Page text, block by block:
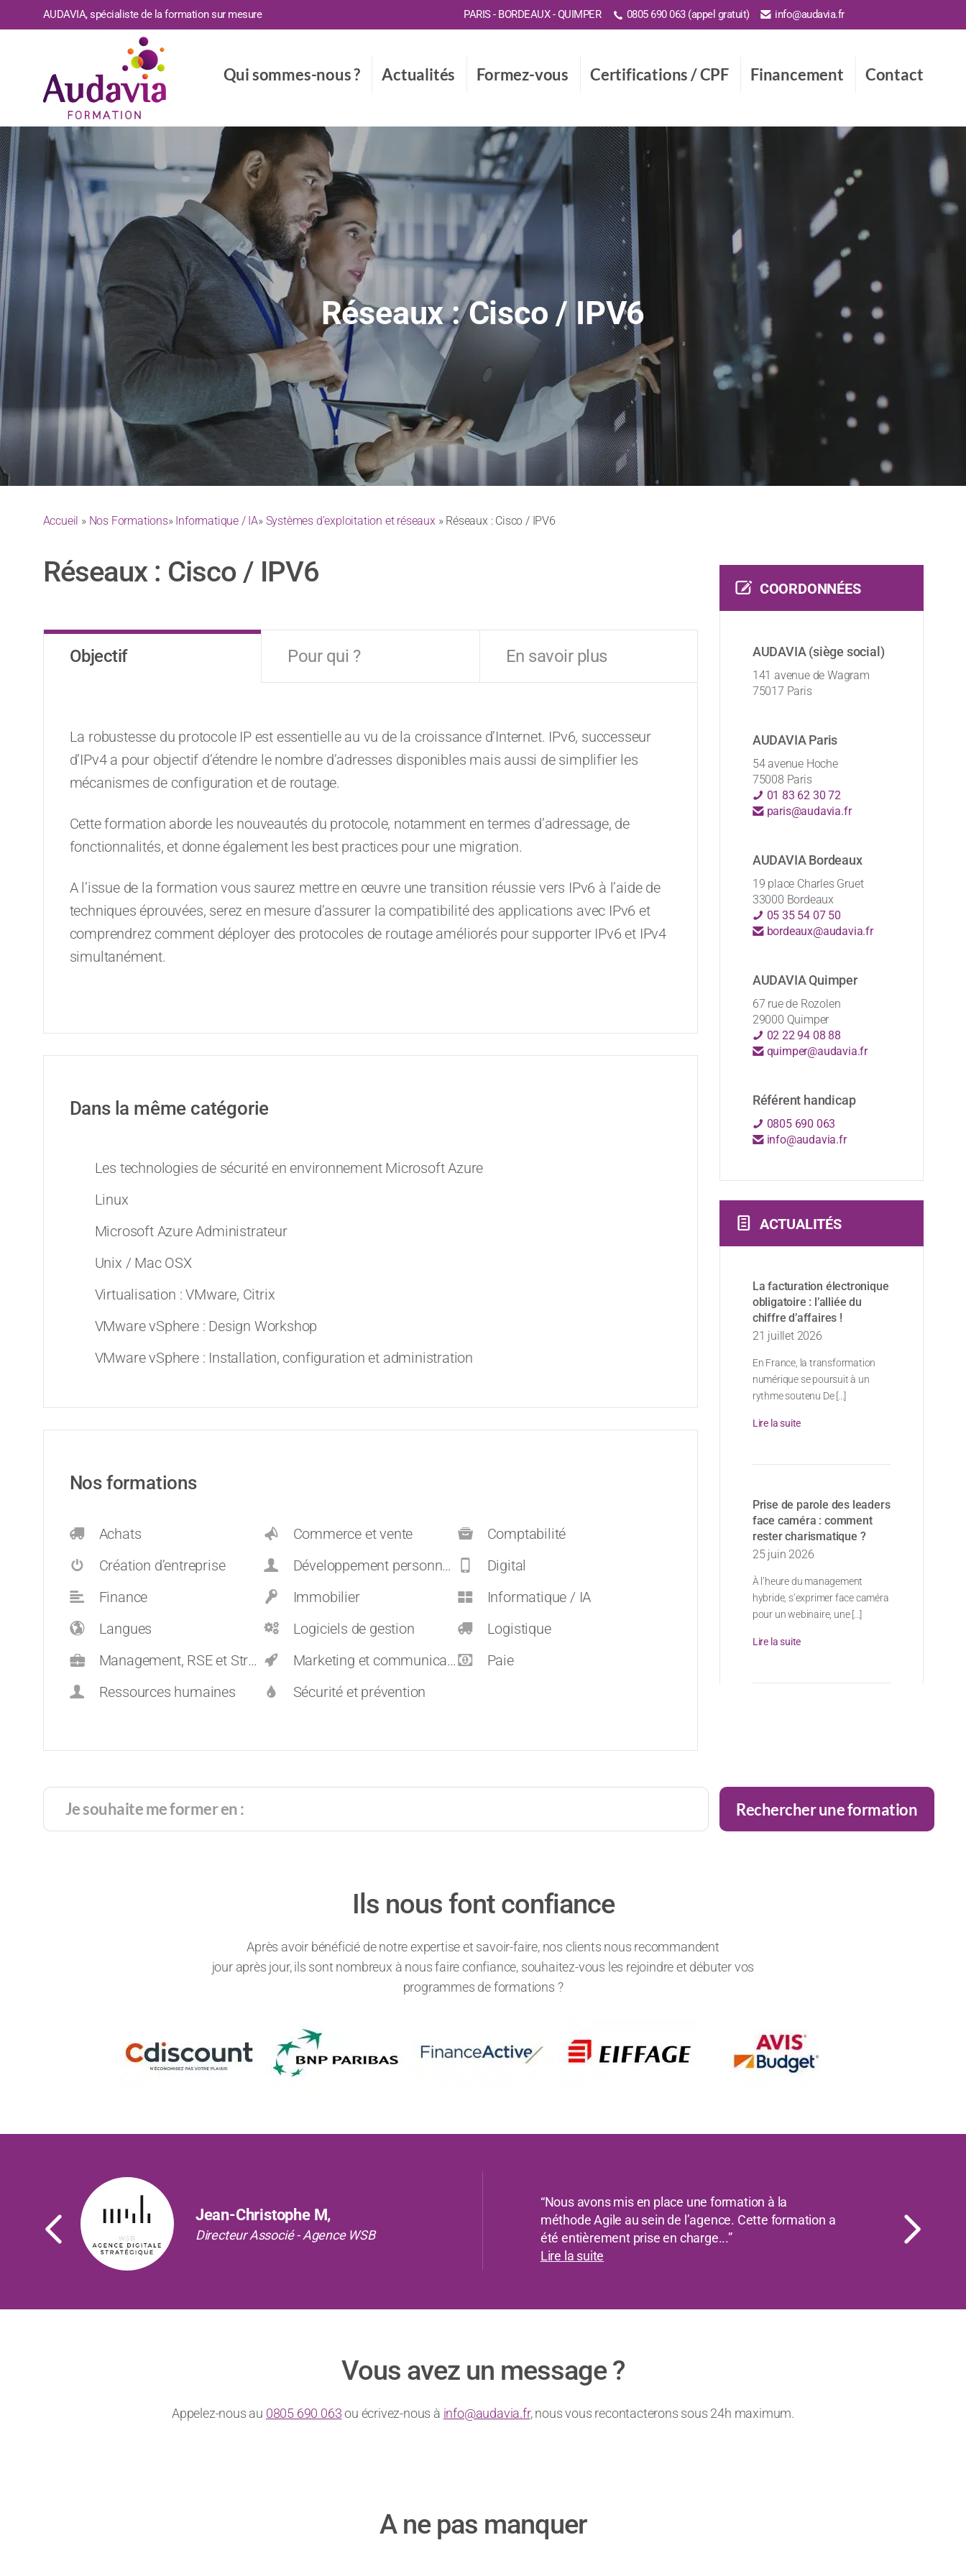
AUDAVIA, spécialiste de la formation sur mesure PARIS - BORDEAUX - QUIMPER 0805 690 063 (appel gratuit) info@audavia.fr
Qui sommes-nous ? Actualités Formez-vous Certifications / CPF Financement Contact
Réseaux : Cisco / IPV6
Accueil » Nos Formations» Informatique / IA» Systèmes d’exploitation et réseaux » Réseaux : Cisco / IPV6
Réseaux : Cisco / IPV6
Objectif Pour qui ? En savoir plus
La robustesse du protocole IP est essentielle au vu de la croissance d’Internet. IPv6, successeur
d’IPv4 a pour objectif d’étendre le nombre d’adresses disponibles mais aussi de simplifier les
mécanismes de configuration et de routage.
Cette formation aborde les nouveautés du protocole, notamment en termes d’adressage, de
fonctionnalités, et donne également les best practices pour une migration.
A l’issue de la formation vous saurez mettre en œuvre une transition réussie vers IPv6 à l’aide de
techniques éprouvées, serez en mesure d’assurer la compatibilité des applications avec IPv6 et
comprendrez comment déployer des protocoles de routage améliorés pour supporter IPv6 et IPv4
simultanément.
Dans la même catégorie
Les technologies de sécurité en environnement Microsoft Azure
Linux
Microsoft Azure Administrateur
Unix / Mac OSX
Virtualisation : VMware, Citrix
VMware vSphere : Design Workshop
VMware vSphere : Installation, configuration et administration
Nos formations
Achats Commerce et vente
Comptabilité
Création d’entreprise
Développement personnel et carrières
Digital
Finance
Immobilier
Informatique / IA
Langues
Logiciels de gestion
Logistique
Management, RSE et Stratégie
Marketing et communication
Paie
Ressources humaines
Sécurité et prévention
COORDONNÉES
AUDAVIA (siège social)
141 avenue de Wagram
75017 Paris
AUDAVIA Paris
54 avenue Hoche
75008 Paris
01 83 62 30 72
paris@audavia.fr
AUDAVIA Bordeaux
19 place Charles Gruet
33000 Bordeaux
05 35 54 07 50
bordeaux@audavia.fr
AUDAVIA Quimper
67 rue de Rozolen
29000 Quimper
02 22 94 08 88
quimper@audavia.fr
Référent handicap
0805 690 063
info@audavia.fr
ACTUALITÉS
La facturation électronique
obligatoire : l’alliée du
chiffre d’affaires !
21 juillet 2026
En France, la transformation
numérique se poursuit à un
rythme soutenu De [...]
Lire la suite
Prise de parole des leaders
face caméra : comment
rester charismatique ?
25 juin 2026
À l’heure du management
hybride, s’exprimer face caméra
pour un webinaire, une [...]
Lire la suite
Rechercher une formation
Ils nous font confiance
Après avoir bénéficié de notre expertise et savoir-faire, nos clients nous recommandent
jour après jour, ils sont nombreux à nous faire confiance, souhaitez-vous les rejoindre et débuter vos
programmes de formations ?
Head of HR Operations - TEADS
depuis 2012 ! Une relation de confiance s’est
instaurée dès la mise en place d...”
Précédent Suivant
Vous avez un message ?